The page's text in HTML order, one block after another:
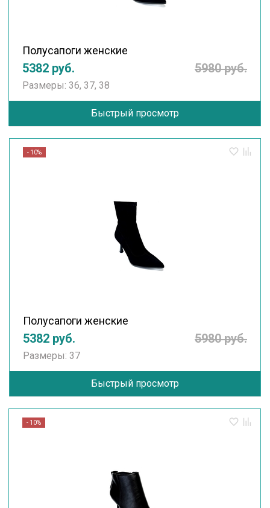
Полусапоги женские
5382 руб. 5980 руб.
Размеры: 36, 37, 38
Быстрый просмотр
- 10%
Полусапоги женские
5382 руб. 5980 руб.
Размеры: 37
Быстрый просмотр
- 10%